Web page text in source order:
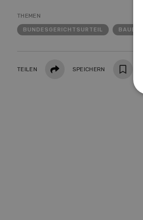
THEMEN
BUNDESGERICHTSURTEIL BAUEN
TEILEN Teilen SPEICHERN